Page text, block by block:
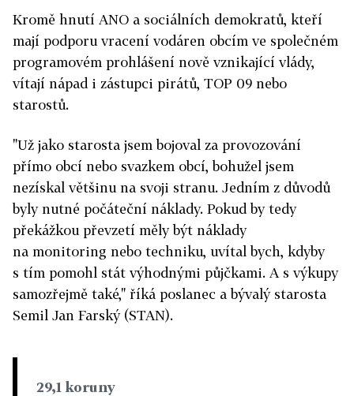
Kromě hnutí ANO a sociálních demokratů, kteří
mají podporu vracení vodáren obcím ve společném
programovém prohlášení nově vznikající vlády,
vítají nápad i zástupci pirátů, TOP 09 nebo
starostů.
"Už jako starosta jsem bojoval za provozování
přímo obcí nebo svazkem obcí, bohužel jsem
nezískal většinu na svoji stranu. Jedním z důvodů
byly nutné počáteční náklady. Pokud by tedy
překážkou převzetí měly být náklady
na monitoring nebo techniku, uvítal bych, kdyby
s tím pomohl stát výhodnými půjčkami. A s výkupy
samozřejmě také," říká poslanec a bývalý starosta
Semil Jan Farský (STAN).
29,1 koruny